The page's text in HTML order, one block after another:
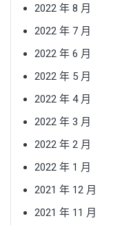
2022 年 8 月
2022 年 7 月
2022 年 6 月
2022 年 5 月
2022 年 4 月
2022 年 3 月
2022 年 2 月
2022 年 1 月
2021 年 12 月
2021 年 11 月